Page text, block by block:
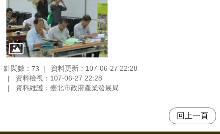
點閱數： 73
資料更新：107-06-27 22:28
資料檢視：107-06-27 22:28
資料維護：臺北市政府產業發展局
回上一頁